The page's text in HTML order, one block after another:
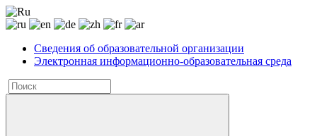
Сведения об образовательной организации
Электронная информационно-образовательная среда